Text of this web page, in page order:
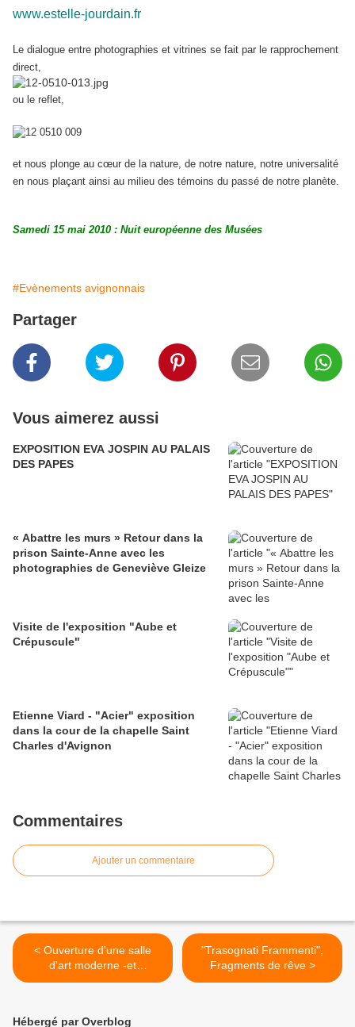
www.estelle-jourdain.fr
Le dialogue entre photographies et vitrines se fait par le rapprochement
direct,
ou le reflet,
et nous plonge au cœur de la nature, de notre nature, notre universalité
en nous plaçant ainsi au milieu des témoins du passé de notre planète.
Samedi 15 mai 2010 : Nuit européenne des Musées
#Evènements avignonnais
Partager
Vous aimerez aussi
EXPOSITION EVA JOSPIN AU PALAIS
DES PAPES
« Abattre les murs » Retour dans la
prison Sainte-Anne avec les
photographies de Geneviève Gleize
Visite de l'exposition "Aube et
Crépuscule"
Etienne Viard - "Acier" exposition
dans la cour de la chapelle Saint
Charles d'Avignon
Commentaires
Ajouter un commentaire
< Ouverture d'une salle
d'art moderne -et
contemporain - au musée
"Trasognati Frammenti",
Fragments de rêve >
Hébergé par Overblog